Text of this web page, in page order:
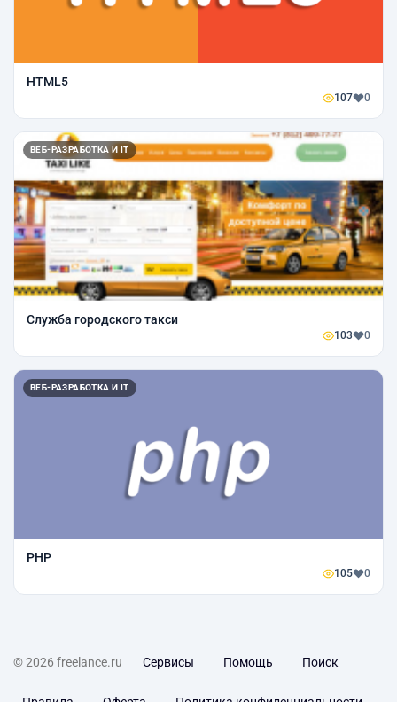
HTML5
107 0
ВЕБ-РАЗРАБОТКА И IT
Служба городского такси
103 0
ВЕБ-РАЗРАБОТКА И IT
PHP
105 0
© 2026 freelance.ru Сервисы Помощь Поиск